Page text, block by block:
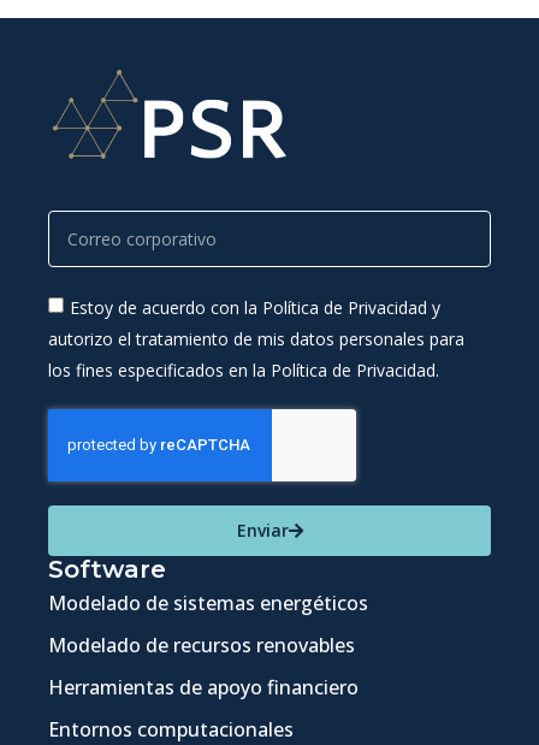
Estoy de acuerdo con la Política de Privacidad y
autorizo el tratamiento de mis datos personales para
los fines especificados en la Política de Privacidad.
Enviar
Software
Modelado de sistemas energéticos
Modelado de recursos renovables
Herramientas de apoyo financiero
Entornos computacionales